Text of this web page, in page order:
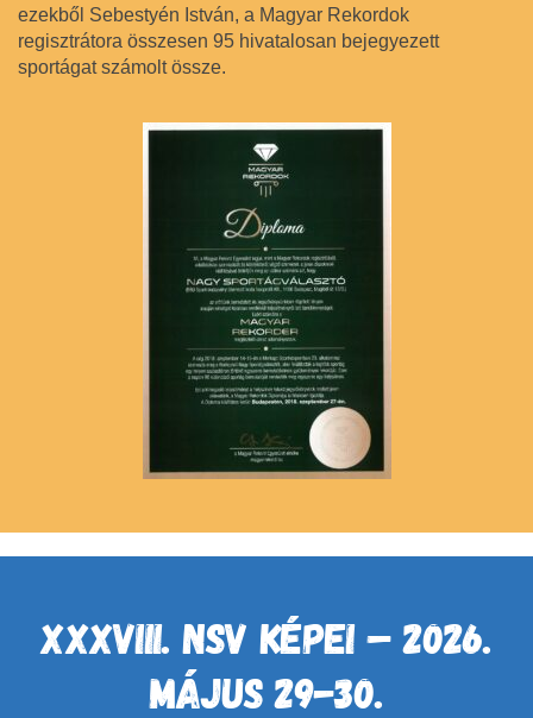
ezekből Sebestyén István, a Magyar Rekordok
regisztrátora összesen 95 hivatalosan bejegyezett
sportágat számolt össze.
XXXVIII. NSV KÉPEI – 2026.
MÁJUS 29-30.